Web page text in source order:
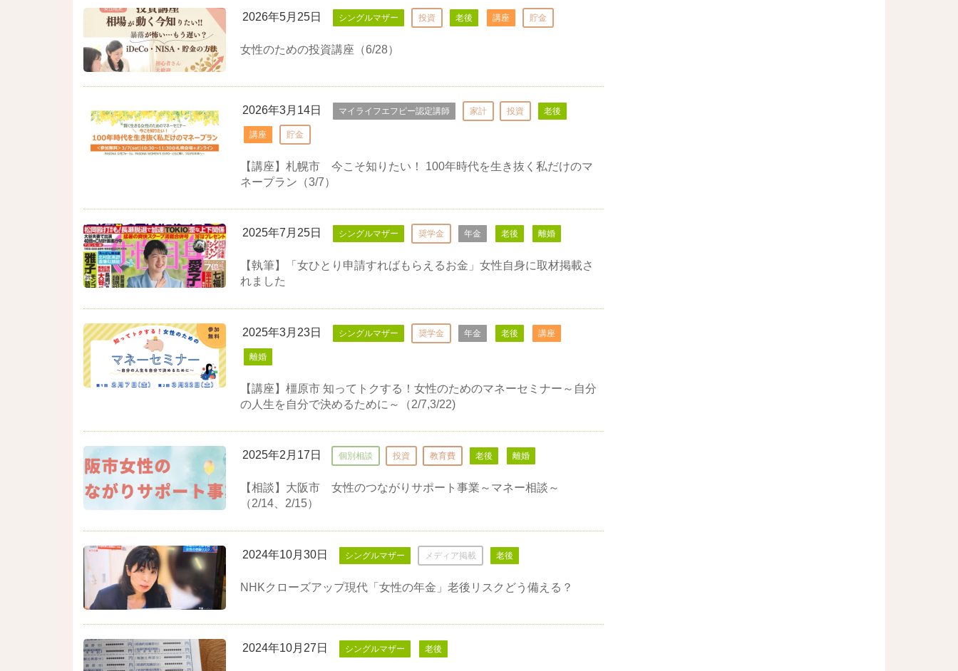
2026年5月25日 シングルマザー 投資 老後 講座 貯金
女性のための投資講座（6/28）
2026年3月14日 マイライフエフピー認定講師 家計 投資 老後
講座 貯金
【講座】札幌市 今こそ知りたい！ 100年時代を生き抜く私だけのマ
ネープラン（3/7）
2025年7月25日 シングルマザー 奨学金 年金 老後 離婚
【執筆】「女ひとり申請すればもらえるお金」女性自身に取材掲載さ
れました
2025年3月23日 シングルマザー 奨学金 年金 老後 講座
離婚
【講座】橿原市 知ってトクする！女性のためのマネーセミナー～自分
の人生を自分で決めるために～（2/7,3/22)
2025年2月17日 個別相談 投資 教育費 老後 離婚
【相談】大阪市 女性のつながりサポート事業～マネー相談～
（2/14、2/15）
2024年10月30日 シングルマザー メディア掲載 老後
NHKクローズアップ現代「女性の年金」老後リスクどう備える？
2024年10月27日 シングルマザー 老後